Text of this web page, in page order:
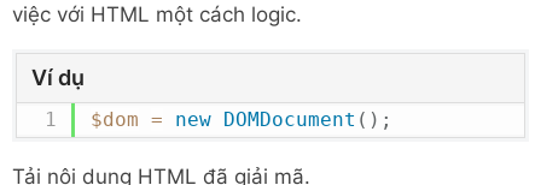
việc với HTML một cách logic.
Ví dụ
$dom = new DOMDocument ( ) ;
Tải nội dung HTML đã giải mã.